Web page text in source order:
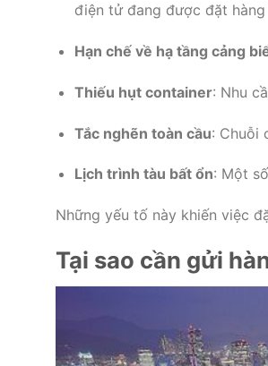
điện tử đang được đặt hàng
Hạn chế về hạ tầng cảng
Thiếu hụt container: Nhu
Tắc nghẽn toàn cầu: Chuỗi
Lịch trình tàu bất ổn: Một
Những yếu tố này khiến việc
Tại sao cần gửi